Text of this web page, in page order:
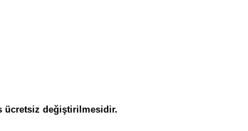
ücretsiz değiştirilmesidir.